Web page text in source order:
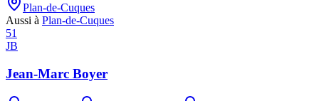
Plan-de-Cuques
Aussi à Plan-de-Cuques
51
JB
Jean-Marc Boyer